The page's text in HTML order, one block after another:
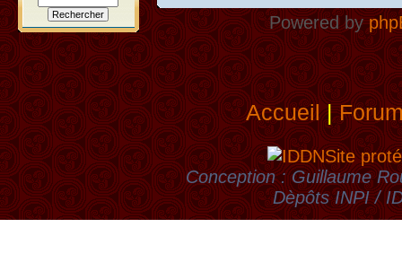
Powered by
Accueil|
Site
Conception : Guillaume
Dèpôts INPI /